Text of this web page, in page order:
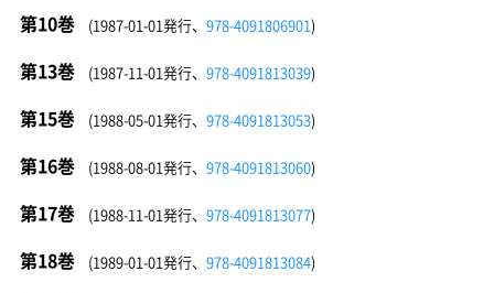
第10巻 (1987-01-01発行、 978-4091806901)
第13巻 (1987-11-01発行、 978-4091813039)
第15巻 (1988-05-01発行、 978-4091813053)
第16巻 (1988-08-01発行、 978-4091813060)
第17巻 (1988-11-01発行、 978-4091813077)
第18巻 (1989-01-01発行、 978-4091813084)